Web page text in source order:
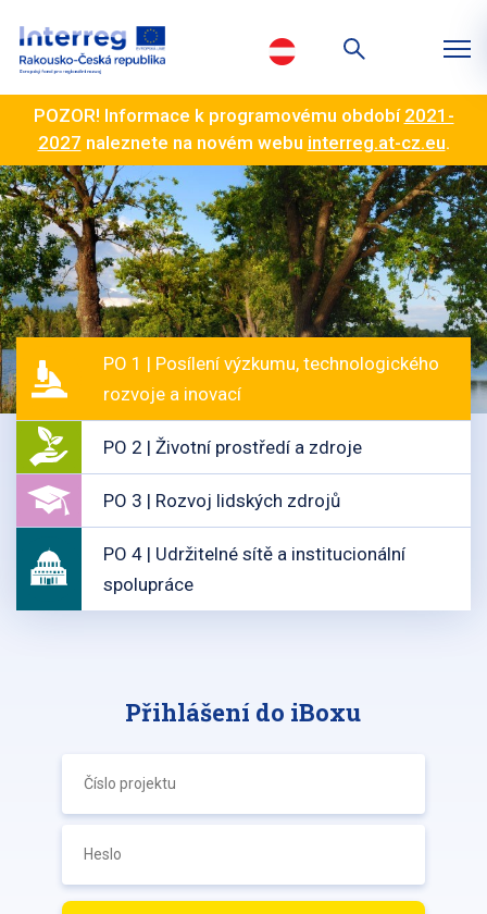
POZOR! Informace k programovému období 2021-
2027 naleznete na novém webu interreg.at-cz.eu.
PO 1 | Posílení výzkumu, technologického
rozvoje a inovací
PO 2 | Životní prostředí a zdroje
PO 3 | Rozvoj lidských zdrojů
PO 4 | Udržitelné sítě a institucionální
spolupráce
Přihlášení do iBoxu